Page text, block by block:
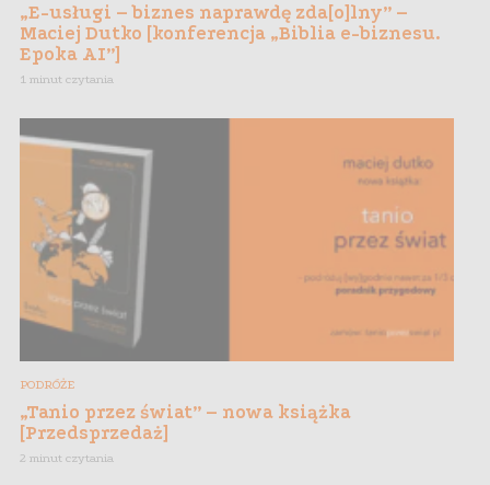
„E-usługi – biznes naprawdę zda[o]lny” –
Maciej Dutko [konferencja „Biblia e-biznesu.
Epoka AI”]
1 minut czytania
PODRÓŻE
„Tanio przez świat” – nowa książka
[Przedsprzedaż]
2 minut czytania